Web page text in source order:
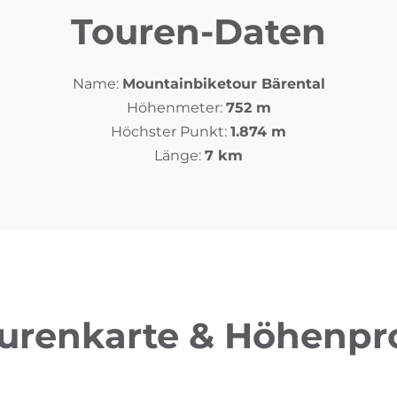
Touren-Daten
Name: Mountainbiketour Bärental
Höhenmeter: 752 m
Höchster Punkt: 1.874 m
Länge: 7 km
&